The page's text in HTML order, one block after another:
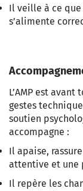
Il veille à ce que
s’alimente
L’AMP est
gestes
soutien
accompagne :
Il apaise,
attentive et une
Il repère les